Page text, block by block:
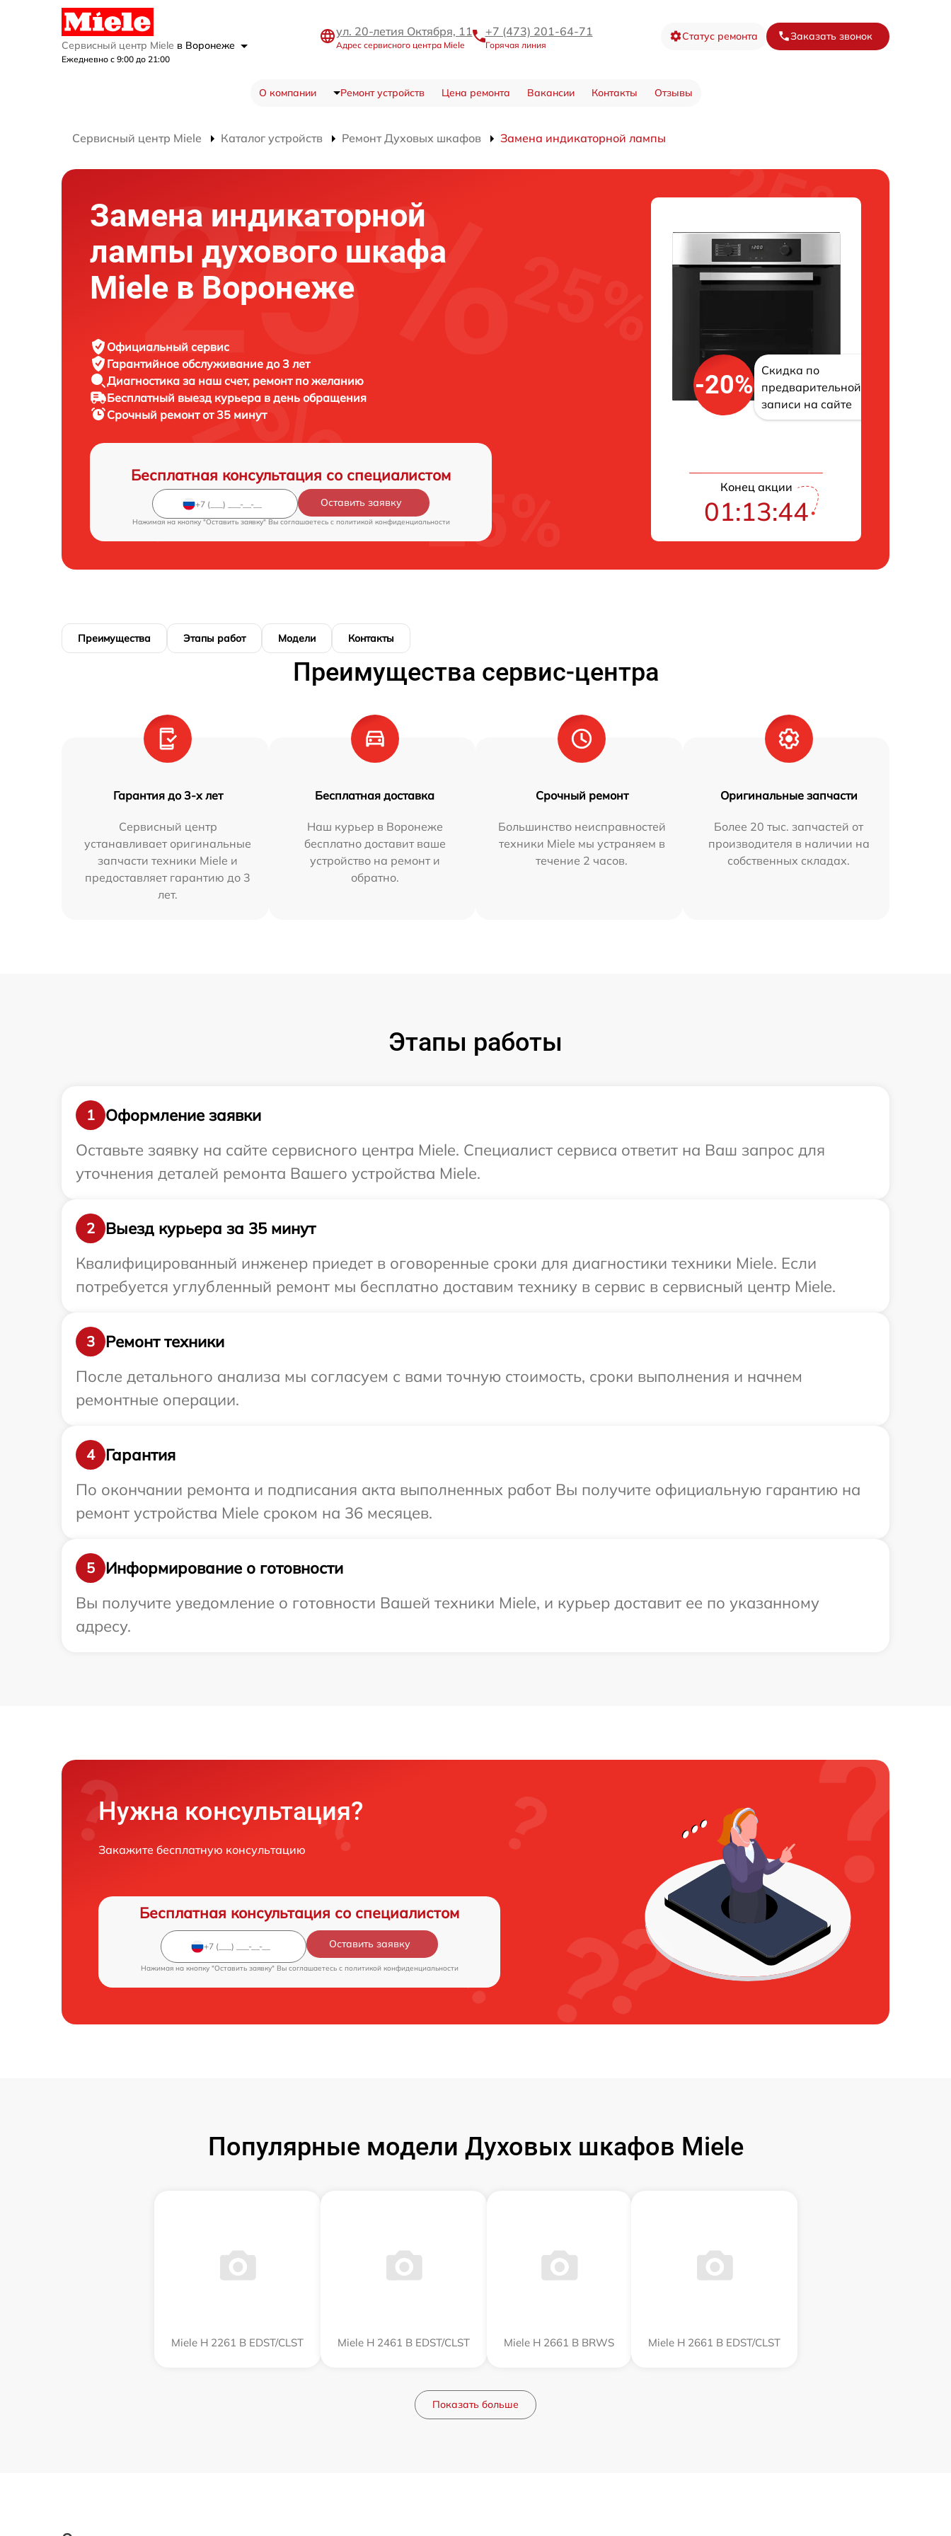
Сервисный центр Miele в Воронеже
Ежедневно с 9:00 до 21:00
ул. 20-летия Октября, 11
Адрес сервисного центра Miele
+7 (473) 201-64-71
Горячая линия
Статус ремонта Заказать звонок
О компании Ремонт устройств Цена ремонта Вакансии Контакты Отзывы
Сервисный центр Miele Каталог устройств Ремонт Духовых шкафов Замена индикаторной лампы
Замена индикаторной
лампы духового шкафа
Miele в Воронеже
Официальный сервис
Гарантийное обслуживание до 3 лет
Диагностика за наш счет, ремонт по желанию
Бесплатный выезд курьера в день обращения
Срочный ремонтот 35 минут
Бесплатная консультация со специалистом
Оставить заявку
Нажимая на кнопку "Оставить заявку" Вы соглашаетесь c политикой конфиденциальности
-20%
Скидка по
предварительной
записи на сайте
Конец акции
01:13:43
Преимущества Этапы работ Модели Контакты
Преимущества сервис-центра
Гарантия до 3-х лет
Сервисный центр
устанавливает оригинальные
запчасти техники Miele и
предоставляет гарантию до 3
лет.
Бесплатная доставка
Наш курьер в Воронеже
бесплатно доставит ваше
устройство на ремонт и
обратно.
Срочный ремонт
Большинство неисправностей
техники Miele мы устраняем в
течение 2 часов.
Оригинальные запчасти
Более 20 тыс. запчастей от
производителя в наличии на
собственных складах.
Этапы работы
1
Оформление заявки
Оставьте заявку на сайте сервисного центра Miele. Специалист сервиса ответит на Ваш запрос для
уточнения деталей ремонта Вашего устройства Miele.
2
Выезд курьера за 35 минут
Квалифицированный инженер приедет в оговоренные сроки для диагностики техники Miele. Если
потребуется углубленный ремонт мы бесплатно доставим технику в сервис в сервисный центр Miele.
3
Ремонт техники
После детального анализа мы согласуем с вами точную стоимость, сроки выполнения и начнем
ремонтные операции.
4
Гарантия
По окончании ремонта и подписания акта выполненных работ Вы получите официальную гарантию на
ремонт устройства Miele сроком на 36 месяцев.
5
Информирование о готовности
Вы получите уведомление о готовности Вашей техники Miele, и курьер доставит ее по указанному
адресу.
Нужна консультация?
Закажите бесплатную консультацию
Бесплатная консультация со специалистом
Оставить заявку
Нажимая на кнопку "Оставить заявку" Вы соглашаетесь c политикой конфиденциальности
Популярные модели Духовых шкафов Miele
Miele H 2261 B EDST/CLST Miele H 2461 B EDST/CLST Miele H 2661 B BRWS Miele H 2661 B EDST/CLST
Показать больше